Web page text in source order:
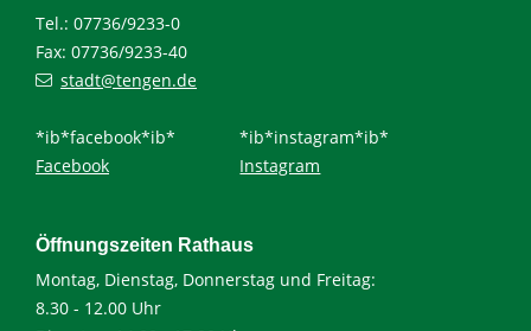
Tel.: 07736/9233-0
Fax: 07736/9233-40
stadt@tengen.de
*ib*facebook*ib*
Facebook
*ib*instagram*ib*
Instagram
Öffnungszeiten Rathaus
Montag, Dienstag, Donnerstag und Freitag:
8.30 - 12.00 Uhr